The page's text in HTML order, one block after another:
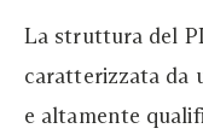
La struttura del
caratterizzata da
e altamente